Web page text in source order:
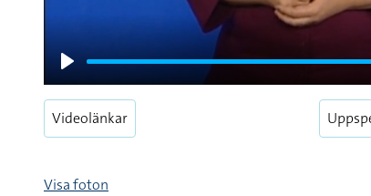
Play
Videolänkar
Visa foton